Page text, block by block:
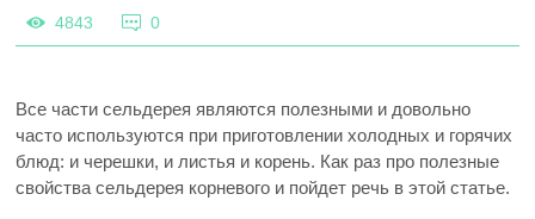
4843 0
Все части сельдерея являются полезными и довольно
часто используются при приготовлении холодных и горячих
блюд: и черешки, и листья и корень. Как раз про полезные
свойства сельдерея корневого и пойдет речь в этой статье.